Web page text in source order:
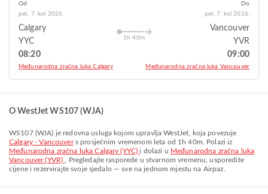
Od
pet, 7. kol 2026.
Calgary
YYC
08:20
Međunarodna zračna luka Calgary
1h 40m
Do
pet, 7. kol 2026.
Vancouver
YVR
09:00
Međunarodna zračna luka Vancouver
O WestJet WS107 (WJA)
WS107(WJA) je redovna usluga kojom upravljaWestJet , koja povezuje
Calgary - Vancouvers prosječnim vremenom leta od 1h 40m . Polazi iz
Međunarodna zračna luka Calgary (YYC)i dolazi u Međunarodna zračna luka
Vancouver (YVR)
. Pregledajte rasporede u stvarnom vremenu, usporedite
cijene i rezervirajte svoje sjedalo — sve na jednom mjestu na Airpaz.